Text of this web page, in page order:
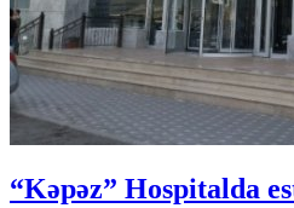
“Kəpəz” Hospitalda